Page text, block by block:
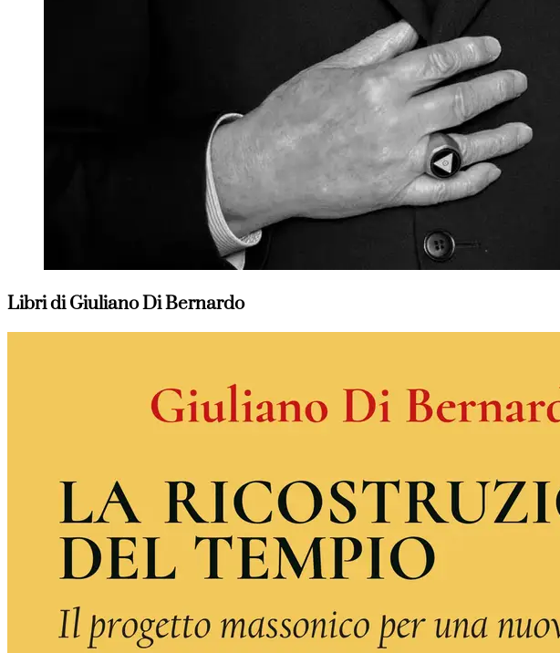
Libri di Giuliano Di Bernardo